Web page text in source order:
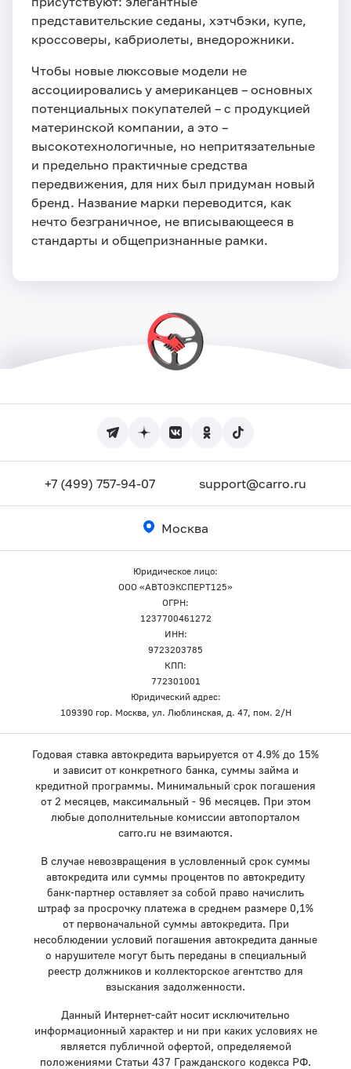
представительские седаны, хэтчбэки, купе,
кроссоверы, кабриолеты, внедорожники.
Чтобы новые люксовые модели не
ассоциировались у американцев – основных
потенциальных покупателей – с продукцией
материнской компании, а это –
высокотехнологичные, но непритязательные
и предельно практичные средства
передвижения, для них был придуман новый
бренд. Название марки переводится, как
нечто безграничное, не вписывающееся в
стандарты и общепризнанные рамки.
+7 (499) 757-94-07 support@carro.ru
Москва
Юридическое лицо:
ООО «АВТОЭКСПЕРТ125»
ОГРН:
1237700461272
ИНН:
9723203785
КПП:
772301001
Юридический адрес:
109390 гор. Москва, ул. Люблинская, д. 47, пом. 2/Н
Годовая ставка автокредита варьируется от 4.9% до 15%
и зависит от конкретного банка, суммы займа и
кредитной программы. Минимальный срок погашения
от 2 месяцев, максимальный - 96 месяцев. При этом
любые дополнительные комиссии автопорталом
carro.ru не взимаются.
В случае невозвращения в условленный срок суммы
автокредита или суммы процентов по автокредиту
банк-партнер оставляет за собой право начислить
штраф за просрочку платежа в среднем размере 0,1%
от первоначальной суммы автокредита. При
несоблюдении условий погашения автокредита данные
о нарушителе могут быть переданы в специальный
реестр должников и коллекторское агентство для
взыскания задолженности.
Данный Интернет-сайт носит исключительно
информационный характер и ни при каких условиях не
является публичной офертой, определяемой
положениями Статьи 437 Гражданского кодекса РФ.